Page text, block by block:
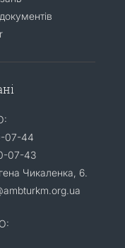
07-44
07-43
Чикаленка, 6.